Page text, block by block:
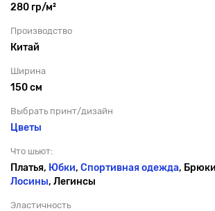
280 гр/м²
Производство
Китай
Ширина
150 см
Выбрать принт/дизайн
Цветы
Что шьют:
Платья, Юбки, Спортивная одежда,
Лосины, Легинсы
Эластичность